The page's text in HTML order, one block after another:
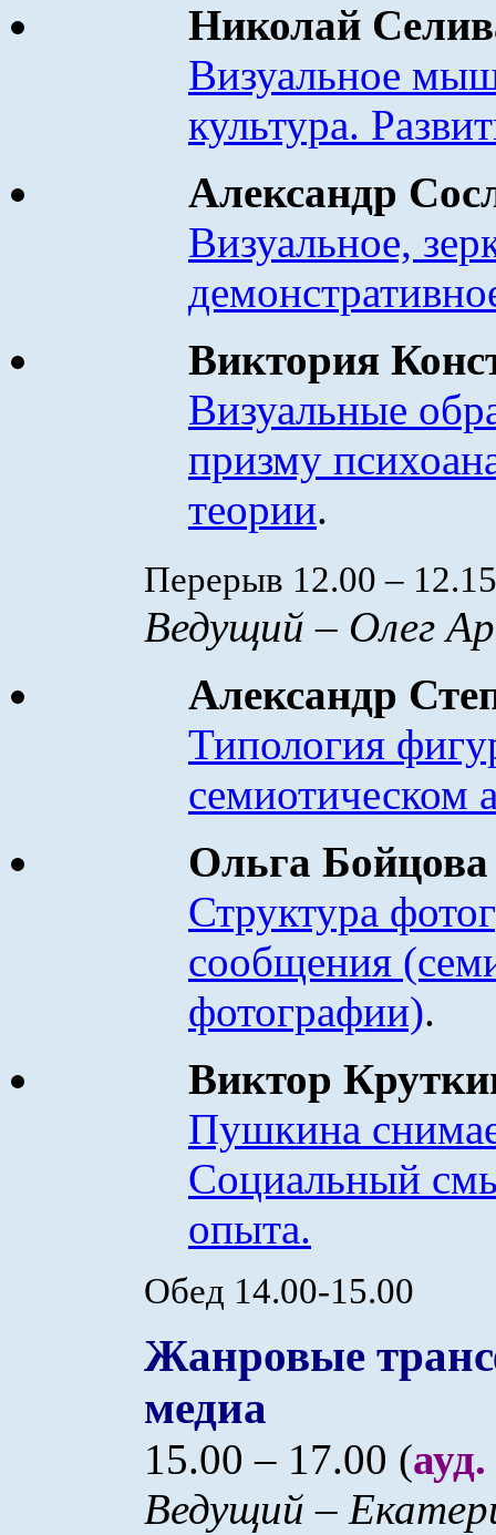
Николай
Визуальное
культура.
Александр
Визуальное,
Виктория
Визуальные
призму
теории.
Перерыв 12.00 – 12.15
Ведущий – Олег
Александр
Типология
семиотическом
Ольга
Структура
сообщения
фотографии).
Виктор
Пушкина
Социальный
опыта.
Обед 14.00-15.00
Жанровые
медиа
15.00 – 17.00 (
Ведущий –